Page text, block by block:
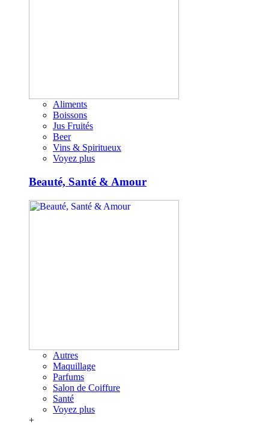
Aliments
Boissons
Jus Fruités
Beer
Vins & Spiritueux
Voyez plus
Beauté, Santé & Amour
Autres
Maquillage
Parfums
Salon de Coiffure
Santé
Voyez plus
+